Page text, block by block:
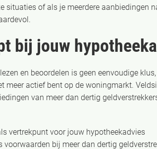
situaties of als je meerdere aanbiedingen
bij jouw
en beoordelen is geen eenvoudige
meer actief bent op de woningmarkt.
van meer dan dertig
vertrekpunt voor jouw hypotheekadvies
voorwaarden bij meer dan dertig